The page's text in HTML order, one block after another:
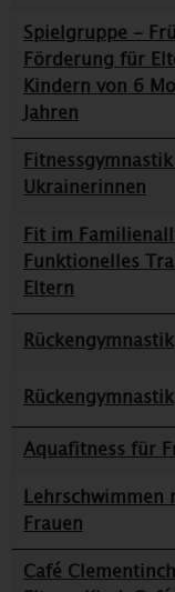
Spielgruppe -
Förderung für
Kindern von 6
Jahren
Ukrainerinnen
Fit im
Funktionelles
Eltern
Rückengymnastik
Rückengymnastik
Aquafitness für
Lehrschwimmen
Frauen
Café